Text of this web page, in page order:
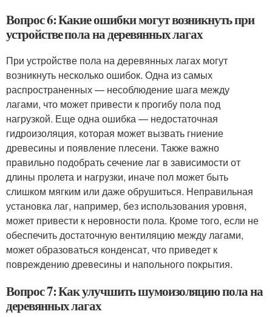
Вопрос 6: Какие ошибки могут возникнуть при
устройстве пола на деревянных лагах
При устройстве пола на деревянных лагах могут
возникнуть несколько ошибок. Одна из самых
распространенных — несоблюдение шага между
лагами, что может привести к прогибу пола под
нагрузкой. Еще одна ошибка — недостаточная
гидроизоляция, которая может вызвать гниение
древесины и появление плесени. Также важно
правильно подобрать сечение лаг в зависимости от
длины пролета и нагрузки, иначе пол может быть
слишком мягким или даже обрушиться. Неправильная
установка лаг, например, без использования уровня,
может привести к неровности пола. Кроме того, если не
обеспечить достаточную вентиляцию между лагами,
может образоваться конденсат, что приведет к
повреждению древесины и напольного покрытия.
Вопрос 7: Как улучшить шумоизоляцию пола на
деревянных лагах